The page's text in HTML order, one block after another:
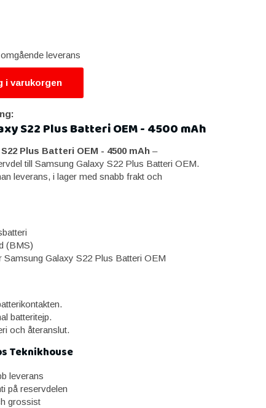
leverans
i varukorgen
S22 Plus Batteri OEM - 4500 mAh
Plus Batteri OEM - 4500 mAh–
till Samsung Galaxy S22 Plus Batteri OEM.
leverans, i lager med snabb frakt och
(BMS)
Samsung Galaxy S22 Plus Batteri OEM
batteritejp.
och återanslut.
Teknikhouse
leverans
på reservdelen
grossist